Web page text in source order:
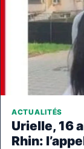
ACTUALITÉS
Urielle, 16
Rhin: